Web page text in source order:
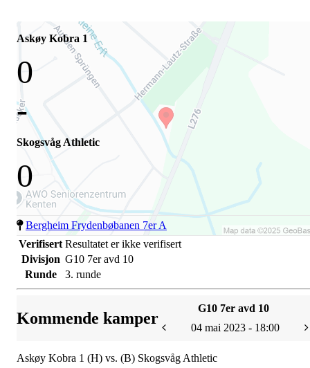
Askøy Kobra 1
0
-
Skogsvåg Athletic
0
Bergheim Frydenbøbanen 7er A
Verifisert Resultatet er ikke verifisert
Divisjon G10 7er avd 10
Runde
3. runde
Kommende kamper
G10 7er avd 10
04 mai 2023 - 18:00
Askøy Kobra 1 (H) vs. (B) Skogsvåg Athletic